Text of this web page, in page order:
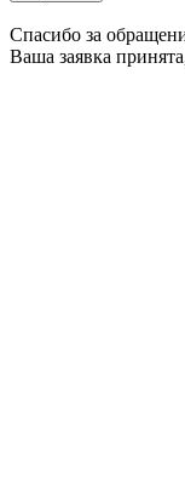
Спасибо за
Ваша заявка